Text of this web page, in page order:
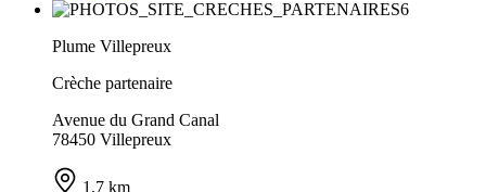
Plume Villepreux
Crèche partenaire
Avenue du Grand Canal
78450 Villepreux
1,7 km